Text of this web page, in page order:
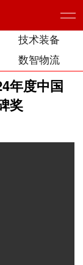
技术装备
数智物流
年度中国
奖